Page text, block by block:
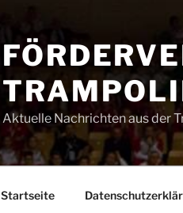
Aktuelle Nachrichten aus der
Startseite